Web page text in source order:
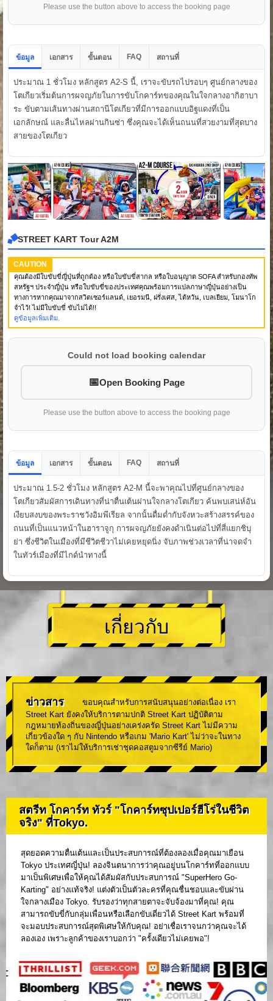
Please use the button above to access the booking page
ข้อมูล เอกสาร ขั้นตอน FAQ สถานที่
ประมาณ 1 ชั่วโมง หลักสูตร A2-S นี้, เราจะขับรถไปรอบๆ ศูนย์กลางของ
โตเกียวเริ่มต้นการผจญภัยในการขับโกคาร์ทของคุณในใจกลางอากิฮาบา
ระ ขับตามเส้นทางผ่านสถานีโตเกียวที่มีการออกแบบอิฐแดงที่เป็น
เอกลักษณ์ และลื่นไหลผ่านกินซ่า ซึ่งคุณจะได้เห็นถนนที่สวยงามที่สุดบาง
สายของโตเกียว
STREET KART Tour A2M
CAUTION
คุณต้องมีใบขับขี่ญี่ปุ่นที่ถูกต้อง หรือใบขับขี่สากล หรือใบอนุญาต SOFA สำหรับกองทัพ
สหรัฐฯ ประจำญี่ปุ่น หรือใบขับขี่ของประเทศคุณพร้อมการแปลภาษาญี่ปุ่นอย่างเป็น
ทางการหากคุณมาจากสวิตเซอร์แลนด์, เยอรมนี, ฝรั่งเศส, ไต้หวัน, เบลเยียม, โมนาโก
จำไว้! ไม่มีใบขับขี่ ขับไม่ได้!!
ดูข้อมูลเพิ่มเติม.
Could not load booking calendar
Open Booking Page
Please use the button above to access the booking page
ข้อมูล เอกสาร ขั้นตอน FAQ สถานที่
ประมาณ 1.5-2 ชั่วโมง หลักสูตร A2-M นี้จะพาคุณไปที่ศูนย์กลางของ
โตเกียวสัมผัสการเดินทางที่น่าตื่นเต้นผ่านใจกลางโตเกียว ค้นพบเสน่ห์อัน
เงียบสงบของพระราชวังอิมพีเรียล จากนั้นดื่มด่ำกับจังหวะสร้างสรรค์ของ
ถนนที่เป็นแนวหน้าในฮาราจูกุ การผจญภัยยังคงดำเนินต่อไปที่สี่แยกชิบุ
ย่า ซึ่งชีวิตในเมืองที่มีชีวิตชีวาไม่เคยหยุดนิ่ง จับภาพช่วงเวลาที่น่าจดจำ
ในทัวร์เมืองที่มีไกด์นำทางนี้
เกี่ยวกับ
ข่าวสาร
ขอบคุณสำหรับการสนับสนุนอย่างต่อเนื่อง เรา
Street Kart ยังคงให้บริการตามปกติ Street Kart ปฏิบัติตาม
กฎหมายท้องถิ่นของญี่ปุ่นอย่างเคร่งครัด Street Kart ไม่มีความ
เกี่ยวข้องใด ๆ กับ Nintendo หรือเกม 'Mario Kart' ไม่ว่าจะในทาง
ใดก็ตาม (เราไม่ให้บริการเช่าชุดคอสตูมจากซีรีย์ Mario)
สตรีท โกคาร์ท ทัวร์ "โกคาร์ทซุปเปอร์ฮีโร่ในชีวิต
จริง" ที่Tokyo.
สุดยอดความตื่นเต้นและเป็นประสบการณ์ที่ต้องลองเมื่อคุณมาเยือน
Tokyo ประเทศญี่ปุ่น! ลองจินตนาการว่าคุณอยู่บนโกคาร์ทที่ออกแบบ
มาเป็นพิเศษเพื่อให้คุณได้สัมผัสกับประสบการณ์ "SuperHero Go-
Karting" อย่างแท้จริง! แต่งตัวเป็นตัวละครที่คุณชื่นชอบและขับผ่าน
ใจกลางเมือง Tokyo. รับรองว่าทุกสายตาจะจับจ้องมาที่คุณ! คุณ
สามารถขับขี่กับกลุ่มเพื่อนหรือเลือกขับเดี่ยวได้ Street Kart พร้อมที่
จะมอบประสบการณ์สุดพิเศษให้กับคุณ! อย่าเชื่อเราจนกว่าคุณจะได้
ลองเอง เพราะลูกค้าของเราบอกว่า "ครั้งเดียวไม่เคยพอ"!